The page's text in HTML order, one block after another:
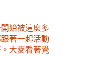
始被這麼多
著一起活動
大麥看著覺